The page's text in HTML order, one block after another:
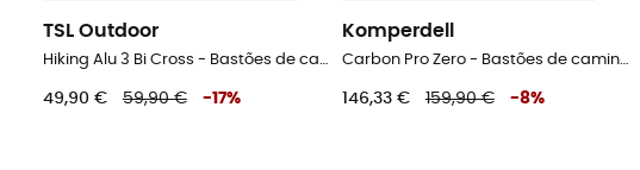
TSL Outdoor
Hiking Alu 3 Bi Cross - Bastões de caminhada
49,90 € 59,90 € -17%
Komperdell
Carbon Pro Zero - Bastões de caminhada
146,33 € 159,90 € -8%